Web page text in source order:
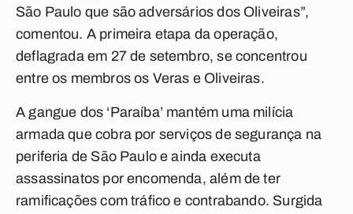
São Paulo que são adversários dos Oliveiras”,
comentou. A primeira etapa da operação,
deflagrada em 27 de setembro, se concentrou
entre os membros os Veras e Oliveiras.
A gangue dos ‘Paraíba’ mantém uma milícia
armada que cobra por serviços de segurança na
periferia de São Paulo e ainda executa
assassinatos por encomenda, além de ter
ramificações com tráfico e contrabando. Surgida